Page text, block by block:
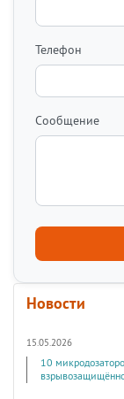
Новости
15.05.2026
10